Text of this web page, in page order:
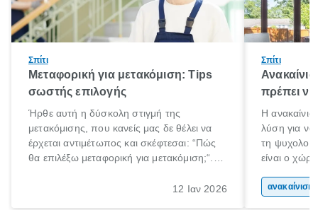
Σπίτι
Μεταφορική για μετακόμιση: Tips
σωστής επιλογής
Ήρθε αυτή η δύσκολη στιγμή της
μετακόμισης, που κανείς μας δε θέλει να
έρχεται αντιμέτωπος και σκέφτεσαι: “Πώς
θα επιλέξω μεταφορική για μετακόμιση;“.
ξεκινάς τις απαραίτητες ετοιμασίες,12 Ιαν 2026
Σπίτι
πρέπει να
Η
λύση για να
τη
είναι ο
Επομένως,